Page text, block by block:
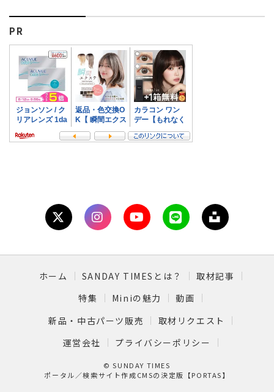
PR
ホーム SANDAY TIMESとは？
取材記事
特集
Miniの魅力
動画
新品・中古パーツ販売
取材リクエスト
運営会社
プライバシーポリシー
© SUNDAY TIMES
ポータル／検索サイト作成CMSの決定版【PORTAS】